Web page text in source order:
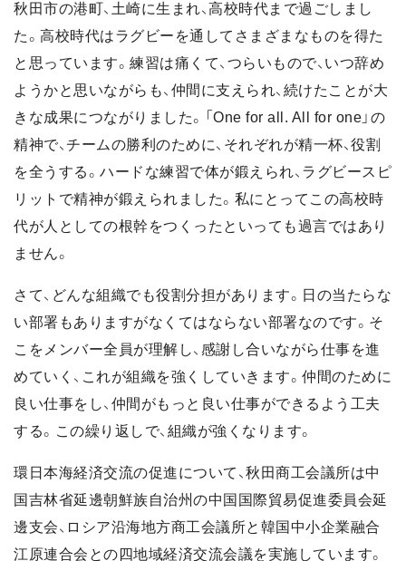
秋田市の港町、土崎に生まれ、高校時代まで過ごしまし
た。高校時代はラグビーを通してさまざまなものを得た
と思っています。練習は痛くて、つらいもので、いつ辞め
ようかと思いながらも、仲間に支えられ、続けたことが大
きな成果につながりました。「One for all. All for one」の
精神で、チームの勝利のために、それぞれが精一杯、役割
を全うする。ハードな練習で体が鍛えられ、ラグビースピ
リットで精神が鍛えられました。私にとってこの高校時
代が人としての根幹をつくったといっても過言ではあり
ません。
さて、どんな組織でも役割分担があります。日の当たらな
い部署もありますがなくてはならない部署なのです。そ
こをメンバー全員が理解し、感謝し合いながら仕事を進
めていく、これが組織を強くしていきます。仲間のために
良い仕事をし、仲間がもっと良い仕事ができるよう工夫
する。この繰り返しで、組織が強くなります。
環日本海経済交流の促進について、秋田商工会議所は中
国吉林省延邊朝鮮族自治州の中国国際貿易促進委員会延
邊支会、ロシア沿海地方商工会議所と韓国中小企業融合
江原連合会との四地域経済交流会議を実施しています。